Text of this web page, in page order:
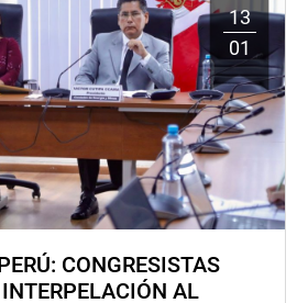
13
01
CONGRESISTAS
AL